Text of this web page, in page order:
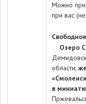
Можно
при вас
Озеро
области,
в